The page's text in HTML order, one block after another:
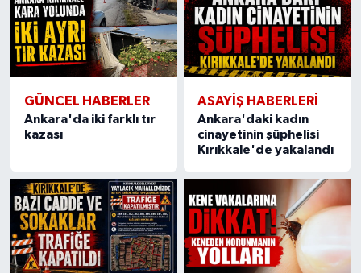
GÜNCEL HABERLER
Ankara'da iki farklı tır
kazası
ASAYİŞ HABERLERİ
Ankara'daki kadın
cinayetinin şüphelisi
Kırıkkale'de yakalandı